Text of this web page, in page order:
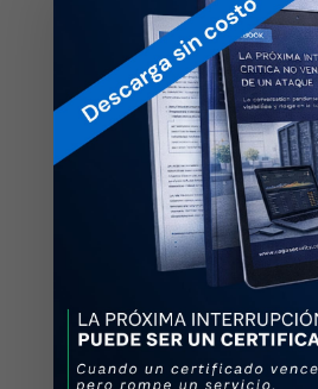
HSM CLOUD- La solución
cegasecurity|Jul 24, 2024|
Security Module, HSM ,HSM Cloud
Security,HSM en la nube,PAC,